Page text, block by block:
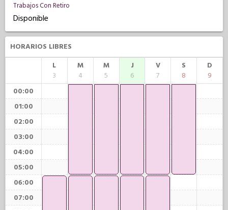
Trabajos Con Retiro
Disponible
HORARIOS LIBRES
L
3
M
4
M
5
J
6
V
7
S
8
D
9
00:00
01:00
02:00
03:00
04:00
05:00
06:00
07:00